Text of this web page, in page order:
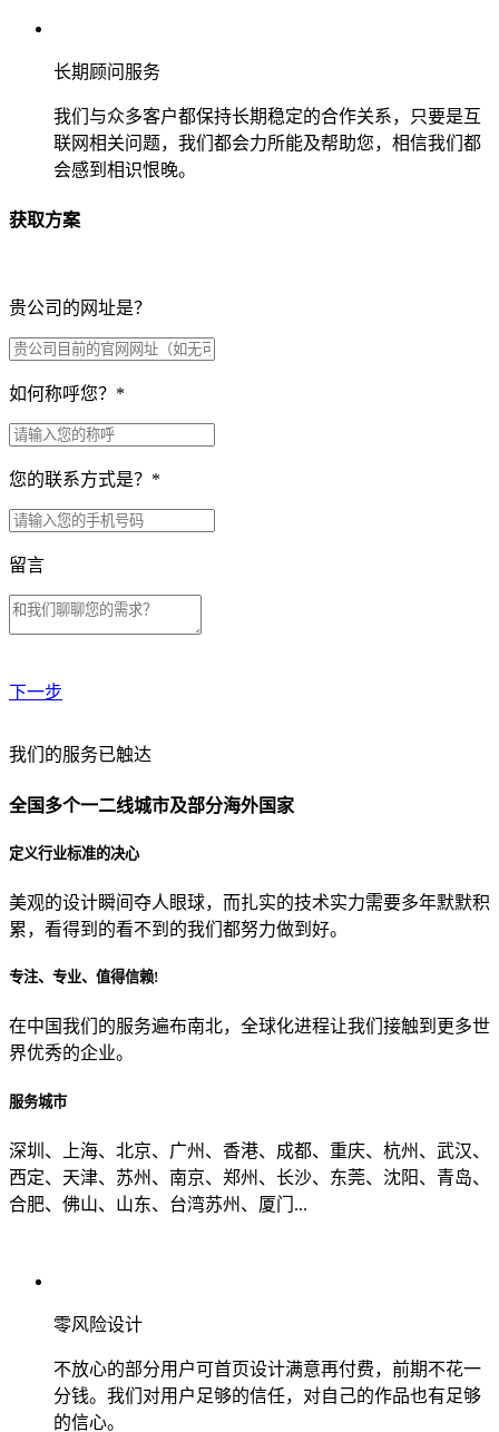
长期顾问服务
我们与众多客户都保持长期稳定的合作关系，只要是互
联网相关问题，我们都会力所能及帮助您，相信我们都
会感到相识恨晚。
获取方案
贵公司的网址是？
如何称呼您？ *
您的联系方式是？ *
留言
下一步
贵公司预算范围是？
贵公司的团队规模是？
目前主要的营销渠道是？
我们的服务已触达
全国多个一二线城市及部分海外国家
定义行业标准的决心
美观的设计瞬间夺人眼球，而扎实的技术实力需要多年默默积
累，看得到的看不到的我们都努力做到好。
专注、专业、值得信赖!
在中国我们的服务遍布南北，全球化进程让我们接触到更多世
界优秀的企业。
服务城市
深圳、上海、北京、广州、香港、成都、重庆、杭州、武汉、
西定、天津、苏州、南京、郑州、长沙、东莞、沈阳、青岛、
合肥、佛山、山东、台湾苏州、厦门...
零风险设计
不放心的部分用户可首页设计满意再付费，前期不花一
分钱。我们对用户足够的信任，对自己的作品也有足够
的信心。